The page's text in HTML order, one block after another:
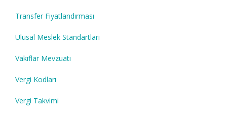
Transfer Fiyatlandırması
Ulusal Meslek Standartları
Vakıflar Mevzuatı
Vergi Kodları
Vergi Takvimi